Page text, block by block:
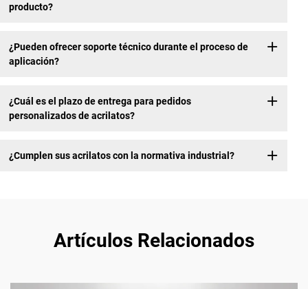
producto?
¿Pueden ofrecer soporte técnico durante el proceso de
aplicación?
¿Cuál es el plazo de entrega para pedidos
personalizados de acrilatos?
¿Cumplen sus acrilatos con la normativa industrial?
Artículos Relacionados